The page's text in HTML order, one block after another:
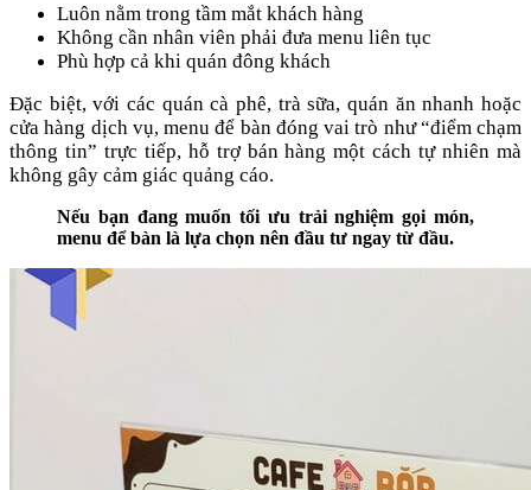
Luôn nằm trong tầm mắt khách hàng
Không cần nhân viên phải đưa menu liên tục
Phù hợp cả khi quán đông khách
Đặc biệt, với các quán cà phê, trà sữa, quán ăn nhanh hoặc
cửa hàng dịch vụ, menu để bàn đóng vai trò như “điểm chạm
thông tin” trực tiếp, hỗ trợ bán hàng một cách tự nhiên mà
không gây cảm giác quảng cáo.
Nếu bạn đang muốn tối ưu trải nghiệm gọi món,
menu để bàn là lựa chọn nên đầu tư ngay từ đầu.